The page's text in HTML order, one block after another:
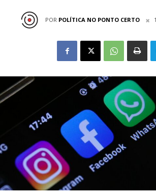
POR POLÍTICA NO PONTO CERTO